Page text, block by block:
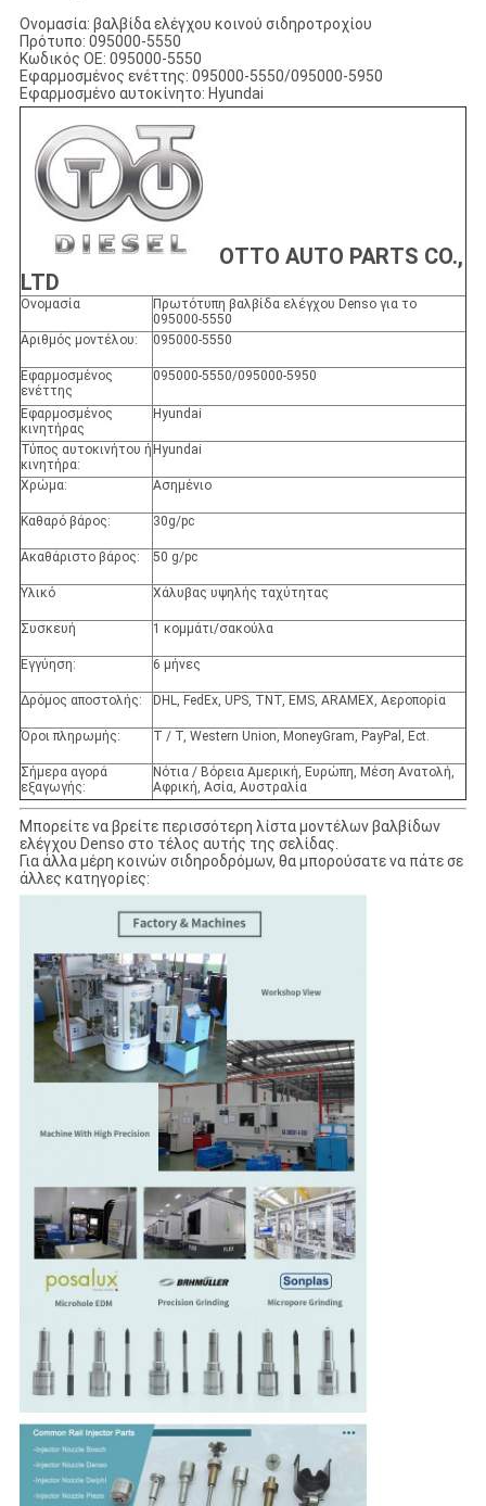
Ονομασία: βαλβίδα ελέγχου κοινού σιδηροτροχίου
Πρότυπο: 095000-5550
Κωδικός ΟΕ: 095000-5550
Εφαρμοσμένος ενέττης: 095000-5550/095000-5950
Εφαρμοσμένο αυτοκίνητο: Hyundai
ΟΤΤΟ AUTO PARTS CO.,
LTD
Ονομασία
Πρωτότυπη βαλβίδα ελέγχου Denso για το
095000-5550
Αριθμός μοντέλου:
095000-5550
Εφαρμοσμένος
ενέττης
095000-5550/095000-5950
Εφαρμοσμένος
κινητήρας
Hyundai
Τύπος αυτοκινήτου ή
κινητήρα:
Hyundai
Χρώμα: Ασημένιο
Καθαρό βάρος: 30g/pc
Ακαθάριστο βάρος: 50 g/pc
Υλικό Χάλυβας υψηλής ταχύτητας
Συσκευή 1 κομμάτι/σακούλα
Εγγύηση: 6 μήνες
Δρόμος αποστολής: DHL, FedEx, UPS, TNT, EMS, ARAMEX, Αεροπορία
Όροι πληρωμής: T / T, Western Union, MoneyGram, PayPal, Ect.
Σήμερα αγορά
εξαγωγής:
Νότια / Βόρεια Αμερική, Ευρώπη, Μέση Ανατολή,
Αφρική, Ασία, Αυστραλία
Μπορείτε να βρείτε περισσότερη λίστα μοντέλων βαλβίδων
ελέγχου Denso στο τέλος αυτής της σελίδας.
Για άλλα μέρη κοινών σιδηροδρόμων, θα μπορούσατε να πάτε σε
άλλες κατηγορίες: